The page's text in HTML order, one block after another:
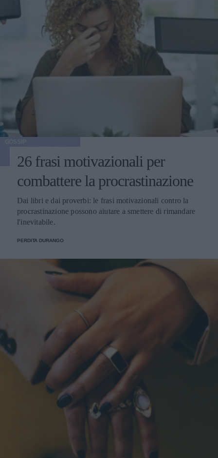
26 frasi motivazionali per
combattere la procrastinazione
Dai libri e dai proverbi: le frasi motivazionali contro la
procrastinazione possono aiutare a smettere di rimandare
l'inevitabile.
PERDITA DURANGO